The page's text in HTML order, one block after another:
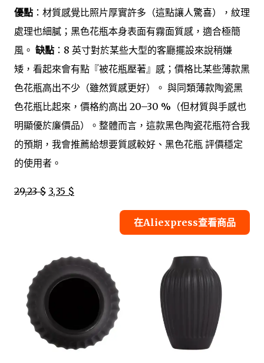
優點 ：材質感覺比照片厚實許多（這點讓人驚喜），紋理
處理也細膩；黑色花瓶本身表面有霧面質感，適合極簡
風。 缺點 ：8 英寸對於某些大型的客廳擺設來說稍嫌
矮，看起來會有點『被花瓶壓著』感；價格比某些薄款黑
色花瓶高出不少（雖然質感更好）。 與同類薄款陶瓷黑
色花瓶比起來，價格約高出 20–30 %（但材質與手感也
明顯優於廉價品）。整體而言，這款黑色陶瓷花瓶符合我
的預期，我會推薦給想要質感較好、黑色花瓶 評價穩定
的使用者。
29,23 $ 3,35 $
在Aliexpress查看商品